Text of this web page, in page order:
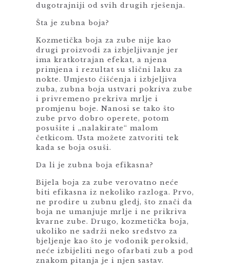
dugotrajniji od svih drugih rješenja.
Šta je zubna boja?
Kozmetička boja za zube nije kao
drugi proizvodi za izbjeljivanje jer
ima kratkotrajan efekat, a njena
primjena i rezultat su slični laku za
nokte. Umjesto čišćenja i izbjeljiva
zuba, zubna boja ustvari pokriva zube
i privremeno prekriva mrlje i
promjenu boje. Nanosi se tako što
zube prvo dobro operete, potom
posušite i „nalakirate“ malom
četkicom. Usta možete zatvoriti tek
kada se boja osuši.
Da li je zubna boja efikasna?
Bijela boja za zube verovatno neće
biti efikasna iz nekoliko razloga. Prvo,
ne prodire u zubnu gledj, što znači da
boja ne umanjuje mrlje i ne prikriva
kvarne zube. Drugo, kozmetička boja,
ukoliko ne sadrži neko sredstvo za
bjeljenje kao što je vodonik peroksid,
neće izbijeliti nego ofarbati zub a pod
znakom pitanja je i njen sastav.